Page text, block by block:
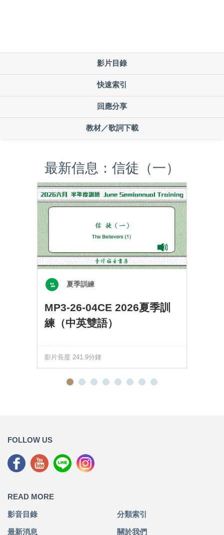
影片目錄
快速索引
回應分享
教材／歌詞下載
最新信息：信徒（一）
夏季訓練
MP3-26-04CE 2026夏季訓
練（中英雙語）
影片長度 241.9分鐘
FOLLOW US
READ MORE
影音目錄 分類索引
最新消息 關於我們